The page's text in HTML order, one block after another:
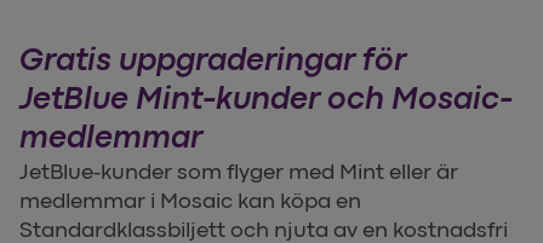
Gratis uppgraderingar för
JetBlue Mint-kunder och Mosaic-
medlemmar
JetBlue-kunder som flyger med Mint eller är
medlemmar i Mosaic kan köpa en
Standardklassbiljett och njuta av en kostnadsfri